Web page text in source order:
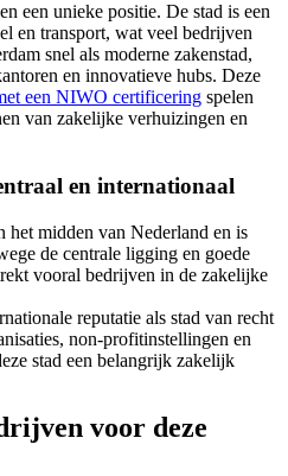
een unieke positie. De stad is een
en transport, wat veel bedrijven
snel als moderne zakenstad,
en innovatieve hubs. Deze
een NIWO certificering spelen
van zakelijke verhuizingen en
en internationaal
het midden van Nederland en is
de centrale ligging en goede
vooral bedrijven in de zakelijke
reputatie als stad van recht
non-profitinstellingen en
stad een belangrijk zakelijk
voor deze